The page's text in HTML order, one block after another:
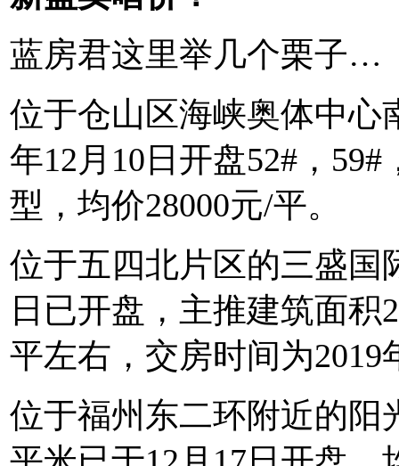
蓝房君这里举几个栗子…
位于仓山区海峡奥体中心
年12月10日开盘52#，
型，均价28000元/平。
位于五四北片区的三盛国
日已开盘，主推建筑面积
平左右，交房时间为2019
位于福州东二环附近的阳